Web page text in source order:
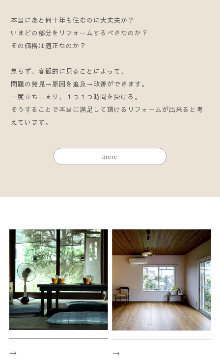
本当にあと何十年も住むのに大丈夫か？
いまどの部分をリフォームするべきなのか？
その価格は適正なのか？
焦らず、客観的に見ることによって、
問題の発見→原因を追及→改善ができます。
一度立ち止まり、１つ１つ時間を掛ける。
そうすることで本当に満足して頂けるリフォームが出来ると考
えています。
more